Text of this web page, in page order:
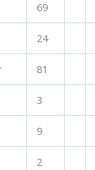
69
24
81
3
9
2